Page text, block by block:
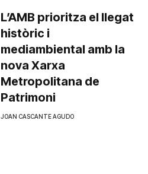
L’AMB prioritza el llegat
històric i
mediambiental amb la
nova Xarxa
Metropolitana de
Patrimoni
JOAN CASCANTE AGUDO